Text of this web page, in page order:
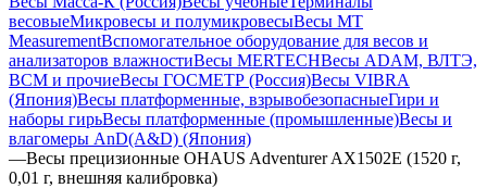
весовыеМикровесы и полумикровесыВесы MT
MeasurementВспомогательное оборудование для весов и
анализаторов влажностиВесы MERTECHВесы ADAM, ВЛТЭ,
BCM и прочиеВесы ГОСМЕТР (Россия)Весы VIBRA
(Япония)Весы платформенные, взрывобезопасныеГири и
наборы гирьВесы платформенные (промышленные)Весы и
влагомеры AnD(A&D) (Япония)
—Весы прецизионные OHAUS Adventurer AX1502E (1520 г,
0,01 г, внешняя калибровка)